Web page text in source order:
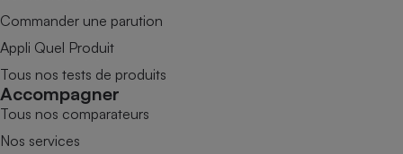
Commander une parution
Appli Quel Produit
Tous nos tests de produits
Accompagner
Tous nos comparateurs
Nos services